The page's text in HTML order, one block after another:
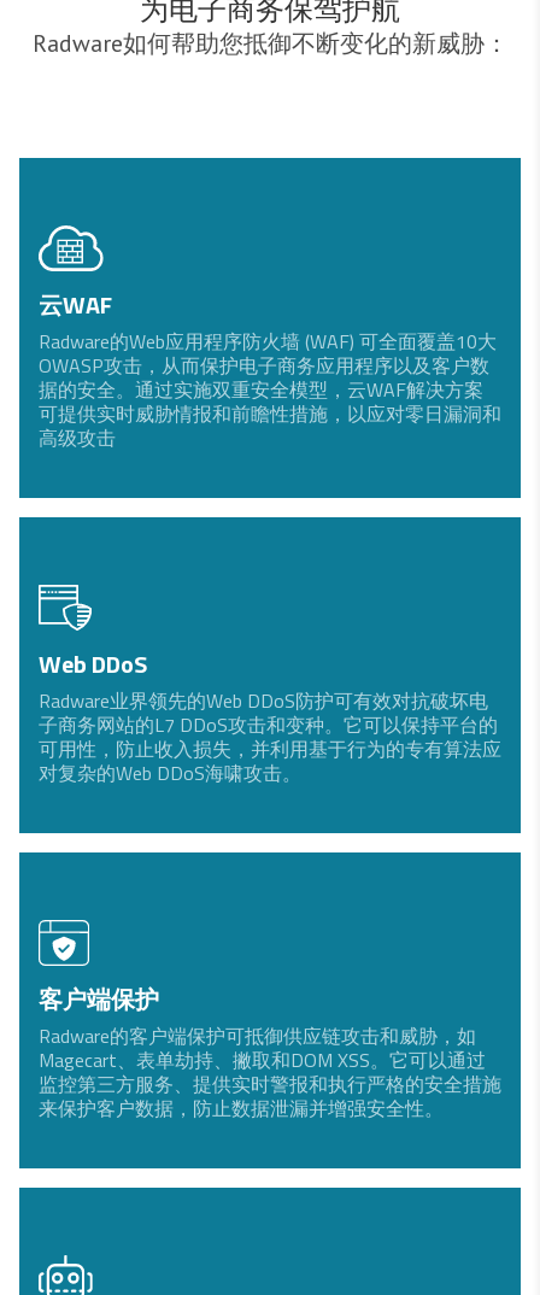
Radware如何帮助您抵御不断变化的新威胁：
云WAF
Radware的Web应用程序防火墙 (WAF) 可全面覆盖10大
OWASP​​​​​​​攻击，从而保护电子商务应用程序以及客户数
据的安全。通过实施双重安全模型，云WAF解决方案
可提供实时威胁情报和前瞻性措施，以应对零日漏洞和
高级攻击
Web DDoS
Radware业界领先的Web DDoS防护可有效对抗破坏电
子商务网站的L7 DDoS攻击和变种。它可以保持平台的
可用性，防止收入损失，并利用基于行为的专有算法应
对复杂的Web DDoS海啸攻击。
客户端保护
Radware的客户端保护可抵御供应链攻击和威胁，如
Magecart、表单劫持、撇取和DOM XSS。它可以通过
监控第三方服务、提供实时警报和执行严格的安全措施
来保护客户数据，防止数据泄漏并增强安全性。